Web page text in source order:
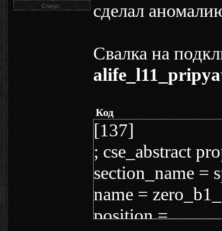
Статус:
сделал
Свалка на
Код
[137]
; cse_abstract
section_name =
name =
position =